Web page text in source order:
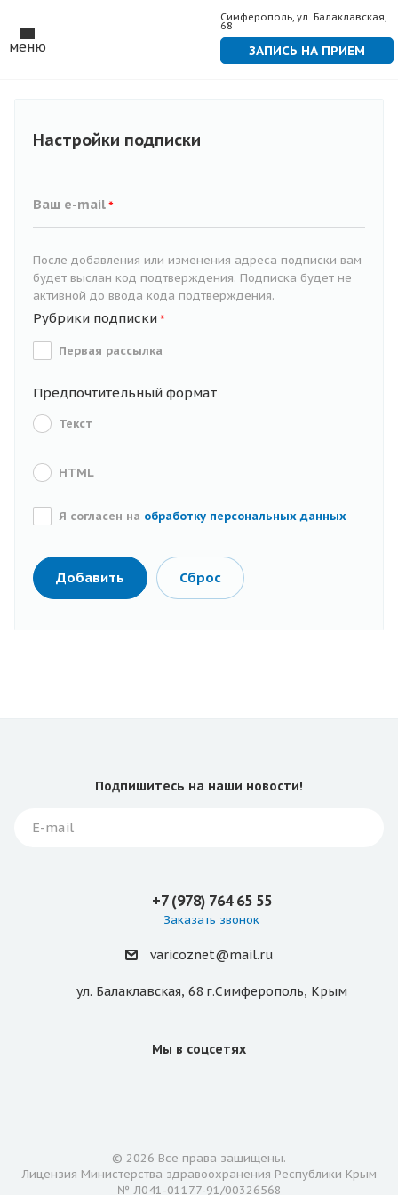
меню
Симферополь, ул. Балаклавская,
68
ЗАПИСЬ НА ПРИЕМ
Настройки подписки
Ваш e-mail*
После добавления или изменения адреса подписки вам
будет выслан код подтверждения. Подписка будет не
активной до ввода кода подтверждения.
Рубрики подписки*
Первая рассылка
Предпочтительный формат
Текст
HTML
Я согласен на обработку персональных данных
Подпишитесь на наши новости!
+7 (978) 764 65 55
Заказать звонок
varicoznet@mail.ru
ул. Балаклавская, 68 г.Симферополь, Крым
Мы в соцсетях
© 2026 Все права защищены.
Лицензия Министерства здравоохранения Республики Крым
№ Л041-01177-91/00326568